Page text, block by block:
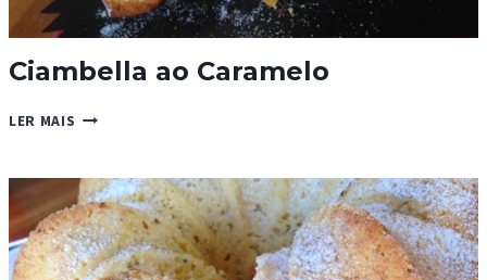
Ciambella ao Caramelo
LER MAIS CIAMBELLA